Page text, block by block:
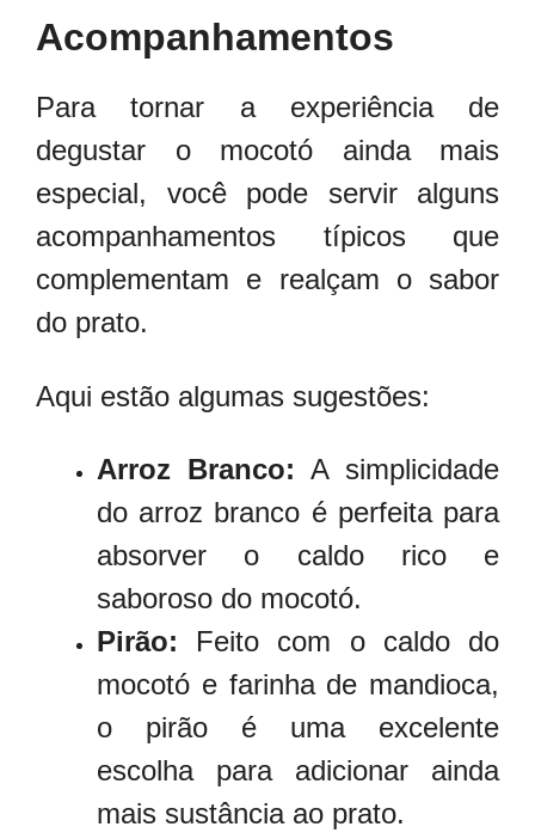
Acompanhamentos
Para tornar a experiência de
degustar o mocotó ainda mais
especial, você pode servir alguns
acompanhamentos típicos que
complementam e realçam o sabor
do prato.
Aqui estão algumas sugestões:
Arroz Branco: A simplicidade
do arroz branco é perfeita para
absorver o caldo rico e
saboroso do mocotó.
Pirão: Feito com o caldo do
mocotó e farinha de mandioca,
o pirão é uma excelente
escolha para adicionar ainda
mais sustância ao prato.